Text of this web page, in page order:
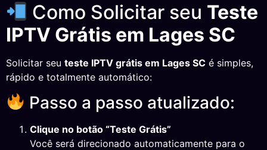
Como Solicitar seu Teste
IPTV Grátis em Lages SC
Solicitar seu teste IPTV grátis em Lages SC é simples,
rápido e totalmente automático:
Passo a passo atualizado:
Clique no botão “Teste Grátis”
Você será direcionado automaticamente para o